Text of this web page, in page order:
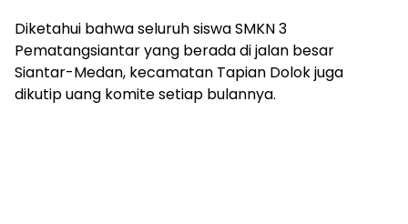
Diketahui bahwa seluruh siswa SMKN 3
Pematangsiantar yang berada di jalan besar
Siantar-Medan, kecamatan Tapian Dolok juga
dikutip uang komite setiap bulannya.